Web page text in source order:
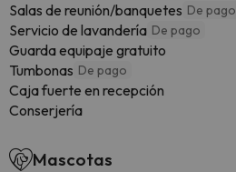
Salas de reunión/banquetes De pago
Servicio de lavandería De pago
Guarda equipaje gratuito
Tumbonas De pago
Caja fuerte en recepción
Conserjería
Mascotas